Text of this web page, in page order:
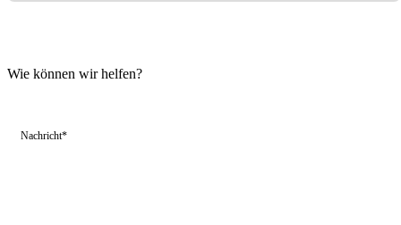
Wie können wir helfen?
Nachricht*